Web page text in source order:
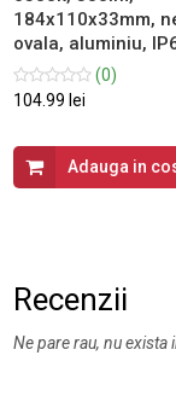
184x110x33mm,
ovala, aluminiu,
(0)
104.99 lei
Adauga in
Recenzii
Ne pare rau, nu